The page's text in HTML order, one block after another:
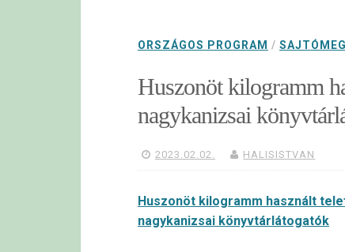
Halis István
ORSZÁGOS PROGRAM /
Huszonöt kilogramm
nagykanizsai
2023.02.02. HALISISTVAN
Huszonöt kilogramm használt
nagykanizsai könyvtárlátogatók